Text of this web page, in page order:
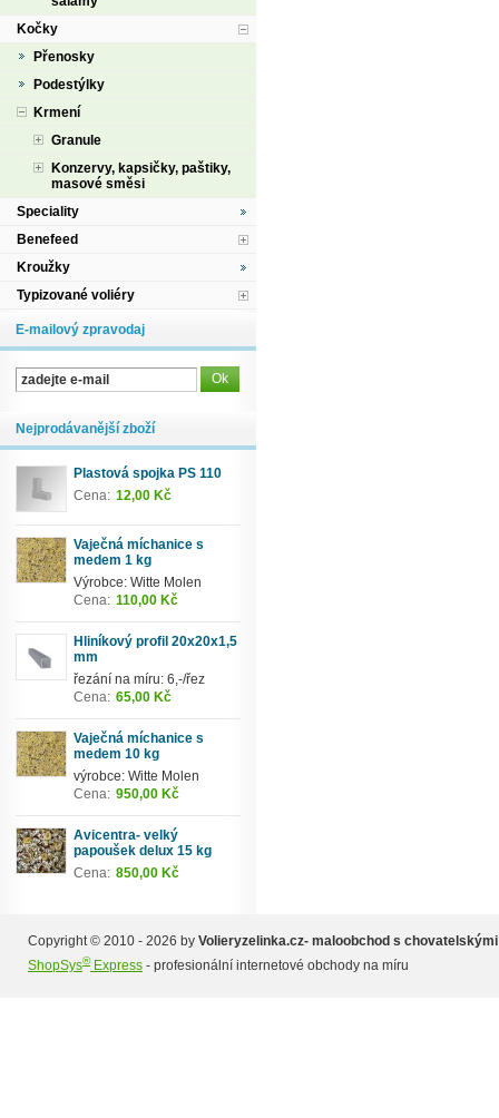
Kočky
Přenosky
Podestýlky
Krmení
Granule
Konzervy, kapsičky, paštiky,
masové směsi
Speciality
Benefeed
Kroužky
Typizované voliéry
E-mailový zpravodaj
Nejprodávanější zboží
Plastová spojka PS 110
Cena: 12,00 Kč
Vaječná míchanice s
medem 1 kg
Výrobce: Witte Molen
Cena: 110,00 Kč
Hliníkový profil 20x20x1,5
mm
řezání na míru: 6,-/řez
Cena: 65,00 Kč
Vaječná míchanice s
medem 10 kg
výrobce: Witte Molen
Cena: 950,00 Kč
Avicentra- velký
papoušek delux 15 kg
Cena: 850,00 Kč
Copyright © 2010 - 2026 by Volieryzelinka.cz- maloobchod s
ShopSys®Express - profesionální internetové obchody na míru